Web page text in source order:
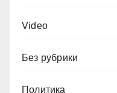
Video
Без рубрики
Политика